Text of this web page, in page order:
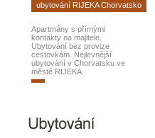
ubytování RIJEKA Chorvatsko
Apartmány s přímými
kontakty na majitele.
Ubytování bez provize
cestovkám. Nejlevnější
ubytování v Chorvatsku ve
městě RIJEKA.